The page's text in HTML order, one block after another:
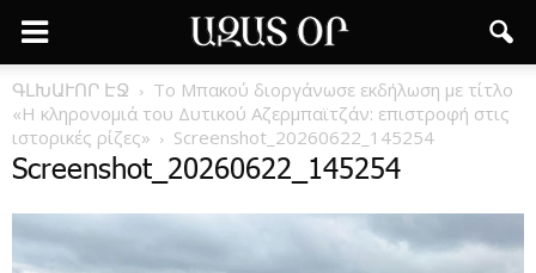
ԳԼԽԱՒՈՐ ԷՋ
Το Μπακού διοργάνωσε εκδήλωση με τίτλο
«Η κληρονομιά του Δυτικού Αζερμπαϊτζάν: επιστροφή στις
ιστορικές ρίζες»
Screenshot_20260622_145254
Screenshot_20260622_145254